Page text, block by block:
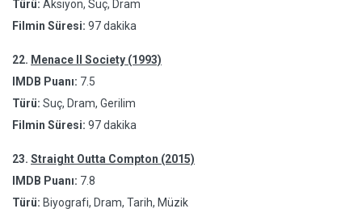
Türü: Aksiyon, Suç, Dram
Filmin Süresi: 97 dakika
22. Menace II Society (1993)
IMDB Puanı: 7.5
Türü: Suç, Dram, Gerilim
Filmin Süresi: 97 dakika
23. Straight Outta Compton (2015)
IMDB Puanı: 7.8
Türü: Biyografi, Dram, Tarih, Müzik